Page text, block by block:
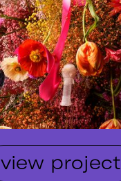
view project